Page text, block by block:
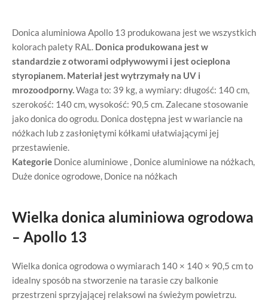
Donica aluminiowa Apollo 13 produkowana jest we wszystkich
kolorach palety RAL. Donica produkowana jest w
standardzie z otworami odpływowymi i jest ocieplona
styropianem. Materiał jest wytrzymały na UV i
mrozoodporny.Waga to: 39 kg, a wymiary: długość: 140 cm,
szerokość: 140 cm, wysokość: 90,5 cm. Zalecane stosowanie
jako donica do ogrodu. Donica dostępna jest w wariancie na
nóżkach lub z zasłoniętymi kółkami ułatwiającymi jej
przestawienie.
Kategorie Donice aluminiowe , Donice aluminiowe na nóżkach,
Duże donice ogrodowe, Donice na nóżkach
Wielka donica aluminiowa ogrodowa
– Apollo 13
Wielka donica ogrodowa o wymiarach 140 × 140 × 90,5 cm to
idealny sposób na stworzenie na tarasie czy balkonie
przestrzeni sprzyjającej relaksowi na świeżym powietrzu.